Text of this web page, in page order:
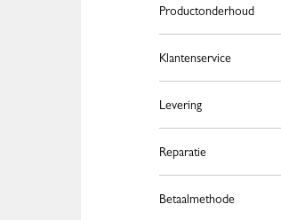
Productonderhoud
Klantenservice
Levering
Reparatie
Betaalmethode